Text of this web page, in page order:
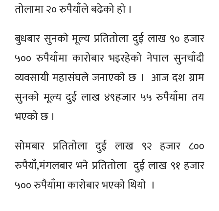
तोलामा २० रुपैयाँले बढेको हाे ।
बुधबार सुनकाे मूल्य प्रतितोला दुई लाख ९० हजार
५०० रुपैयाँमा कारोबार भइरहेकाे नेपाल सुनचाँदी
व्यवसायी महासंघले जनाएकाे छ । आज दश ग्राम
सुनकाे मूल्य दुई लाख ४९हजार ५५ रुपैयाँमा तय
भएको छ ।
साेमबार प्रतितोला दुई लाख ९२ हजार ८००
रुपैयाँ,मंगलबार भने प्रतितोला दुई लाख ९१ हजार
५०० रुपैयाँमा काराेबार भएको थियाे ।